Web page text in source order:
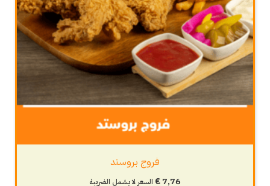
فروج بروستد
€7,76 السعر لا يشمل الضريبة